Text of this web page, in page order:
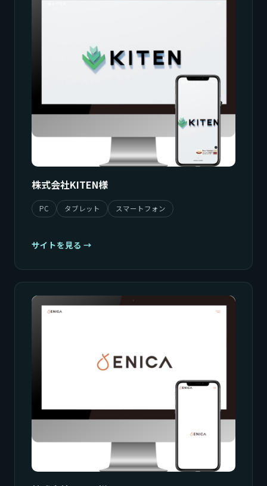
株式会社KITEN様
PC タブレット スマートフォン
サイトを見る